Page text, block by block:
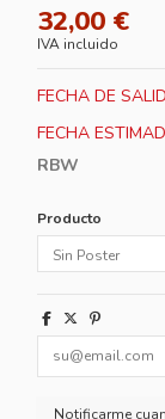
32,00 €
IVA incluido
FECHA DE
FECHA
RBW
Producto